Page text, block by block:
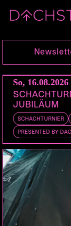
Do,
FESTIVAL
VORTRAG
So,
JUBILÄUM
SCHACHTURNIER
PRESENTED BY